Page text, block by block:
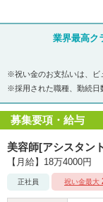
業界最高ク
※祝い金のお支払いは、ビ
※採用された職種、勤続日
募集要項・給与
美容師[アシスタン
【月給】18万4000円
正社員 祝い金最大